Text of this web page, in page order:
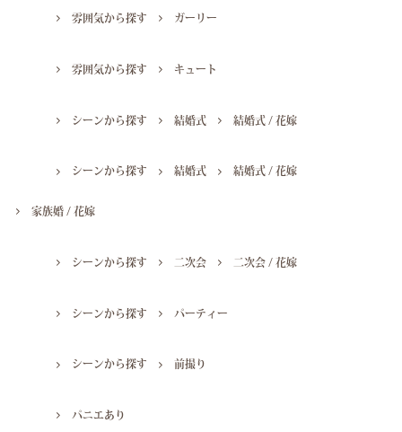
雰囲気から探す ガーリー
雰囲気から探す キュート
シーンから探す 結婚式 結婚式 / 花嫁
シーンから探す 結婚式 結婚式 / 花嫁
家族婚 / 花嫁
シーンから探す 二次会 二次会 / 花嫁
シーンから探す パーティー
シーンから探す 前撮り
パニエあり